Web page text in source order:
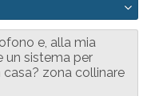
e, alla mia
un sistema per
casa? zona collinare